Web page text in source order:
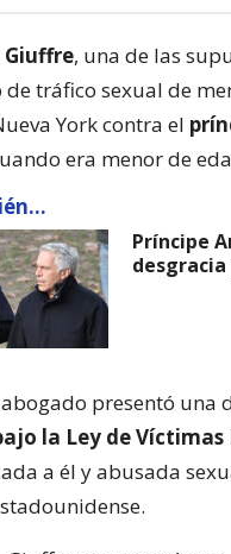
, una de las
de tráfico sexual de
York contra el
era menor de
Príncipe
desgracia
presentó una
la Ley de
a él y abusada